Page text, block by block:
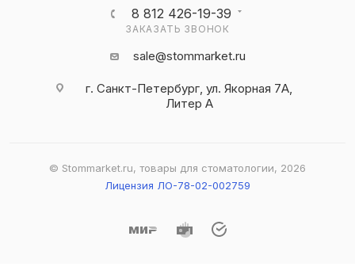
8 812 426-19-39
ЗАКАЗАТЬ ЗВОНОК
sale@stommarket.ru
г. Cанкт-Петербург, ул. Якорная 7А,
Литер А
© Stommarket.ru, товары для стоматологии, 2026
Лицензия ЛО-78-02-002759